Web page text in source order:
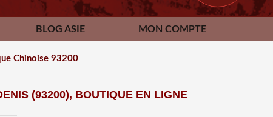
BLOG ASIE MON COMPTE
Chinoise 93200
(93200), BOUTIQUE EN LIGNE